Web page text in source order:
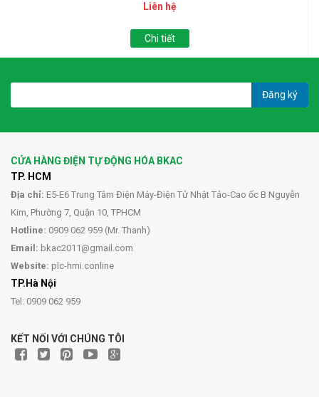
Liên hệ
Chi tiết
Đăng ký
CỬA HÀNG ĐIỆN TỰ ĐỘNG HÓA BKAC
TP. HCM
Địa chỉ: E5-E6 Trung Tâm Điện Máy-Điện Tử Nhật Tảo-Cao ốc B Nguyễn
Kim, Phường 7, Quận 10, TPHCM
Hotline: 0909 062 959 (Mr. Thanh)
Email: bkac2011@gmail.com
Website: plc-hmi.conline
TP.Hà Nội
Tel: 0909 062 959
KẾT NỐI VỚI CHÚNG TÔI